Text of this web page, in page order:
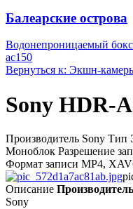
Балеарские острова
Водонепроницаемый
ac150
Вернуться к: Экшн-
Sony HDR-
Производитель Sony
Моноблок Разрешение
Формат записи MP4,
Описание Производитель
Sony